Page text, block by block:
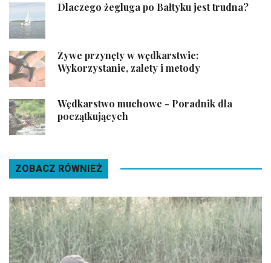
Dlaczego żegluga po Bałtyku jest trudna?
Żywe przynęty w wędkarstwie:
Wykorzystanie, zalety i metody
Wędkarstwo muchowe - Poradnik dla
początkujących
ZOBACZ RÓWNIEŻ